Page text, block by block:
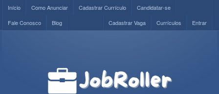
Início Como Anunciar Cadastrar Currículo
Candidatar-se
Fale Conosco
Blog Entrar
Currículos
Cadastrar Vaga